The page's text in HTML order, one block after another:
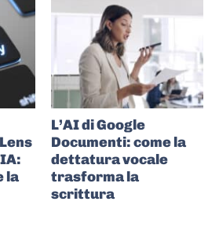
la
L’AI di Google
Documenti: come la
dettatura vocale
trasforma la
scrittura